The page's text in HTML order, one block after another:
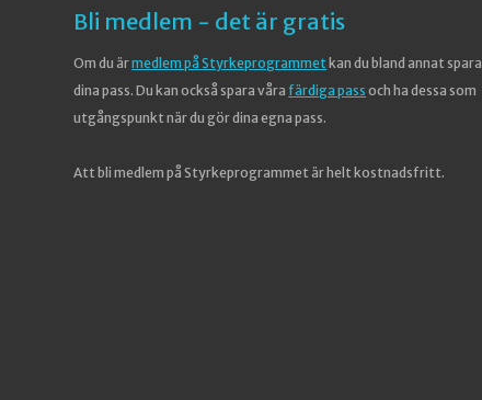
Bli medlem - det är gratis
Om du ärmedlem på Styrkeprogrammetkan du bland annat spara
dina pass. Du kan också spara vårafärdiga pass och ha dessa som
utgångspunkt när du gör dina egna pass.
Att bli medlem på Styrkeprogrammet är helt kostnadsfritt.